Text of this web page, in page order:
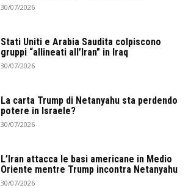
30/07/2026
Stati Uniti e Arabia Saudita colpiscono
gruppi “allineati all’Iran” in Iraq
30/07/2026
La carta Trump di Netanyahu sta perdendo
potere in Israele?
30/07/2026
L’Iran attacca le basi americane in Medio
Oriente mentre Trump incontra Netanyahu
30/07/2026